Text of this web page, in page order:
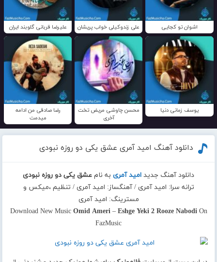
اشوان تو کجایی علی زندوکیلی خواب پریشان علیرضا قربانی گلوبند ایران
یوسف زمانی دنیا
محسن چاوشی مریض تخت
آخری
رضا صادقی من ادامه
میدمت
دانلود آهنگ امید آمری عشق یکی دو روزه نبودی
دانلود آهنگ جدید امید آمری به نام عشق یکی دو روزه نبودی
ترانه سرا: امید آمری / آهنگساز: امید آمری / تنظیم ،میکس و
مسترینگ: امید آمری
Download New Music Omid Ameri– Eshge Yeki 2 Rooze NabodiOn
FazMusic